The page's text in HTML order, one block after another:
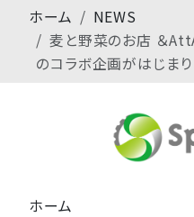
ホーム
NEWS
麦と野菜のお店 ＆
のコラボ企画がはじま
ホーム